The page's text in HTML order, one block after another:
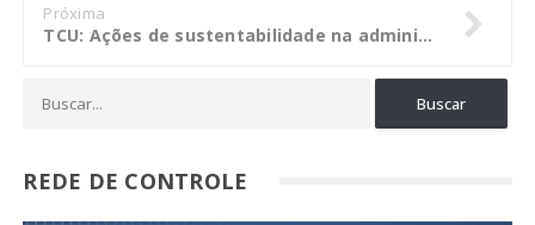
Próxima
TCU: Ações de sustentabilidade na administração pública ainda são insuficientes
REDE DE CONTROLE